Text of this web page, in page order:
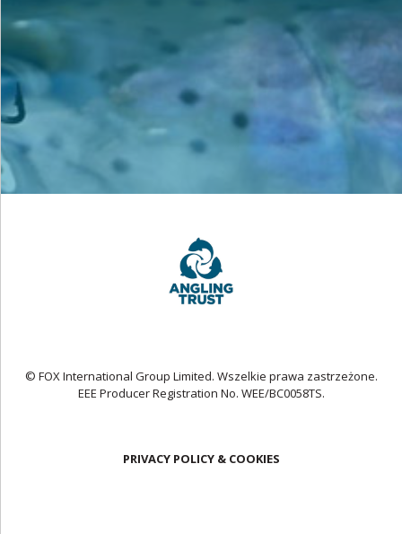
© FOX International Group Limited. Wszelkie prawa zastrzeżone.
EEE Producer Registration No. WEE/BC0058TS.
PRIVACY POLICY & COOKIES